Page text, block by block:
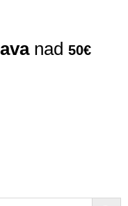
nad 50€